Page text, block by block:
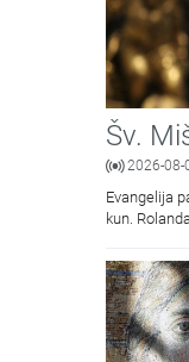
Šv.
2026-08-
Evangelija
kun.